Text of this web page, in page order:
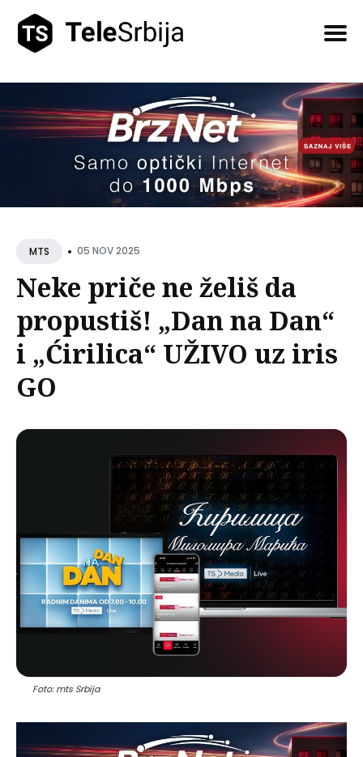
MTS • 05 NOV 2025
Neke priče ne želiš da
propustiš! „Dan na Dan“
i „Ćirilica“ UŽIVO uz iris
GO
Foto: mts Srbija